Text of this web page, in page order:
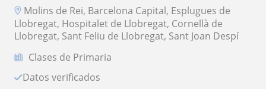
Molins de Rei, Barcelona Capital, Esplugues de
Llobregat, Hospitalet de Llobregat, Cornellà de
Llobregat, Sant Feliu de Llobregat, Sant Joan Despí
Clases de Primaria
Datos verificados